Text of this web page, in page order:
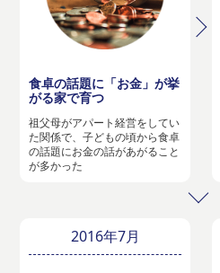
食卓の話題に「お金」が挙
がる家で育つ
祖父母がアパート経営をしてい
た関係で、子どもの頃から食卓
の話題にお金の話があがること
が多かった
2016年7月